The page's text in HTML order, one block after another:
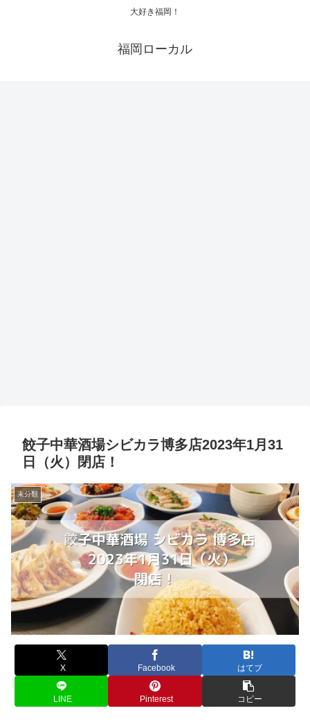
大好き福岡！
福岡ローカル
餃子中華酒場シビカラ博多店2023年1月31
日（火）閉店！
未分類
X Facebook はてブ
LINE Pinterest コピー